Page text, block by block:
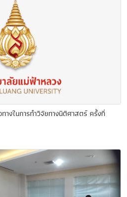
างในการทำวิจัยทางนิติศาสตร์ ครั้งที่